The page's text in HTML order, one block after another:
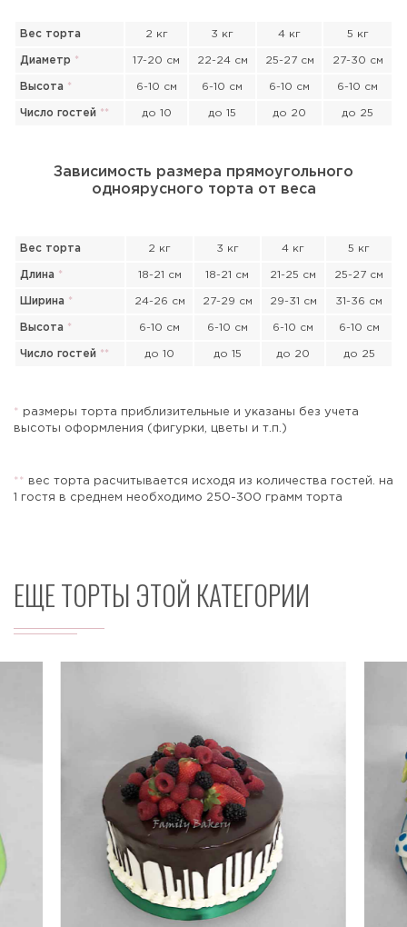
Вес торта 2 кг 3 кг 4 кг 5 кг
Диаметр * 17-20 см 22-24 см 25-27 см 27-30 см
Высота * 6-10 см 6-10 см 6-10 см 6-10 см
Число гостей ** до 10 до 15 до 20 до 25
Зависимость размера прямоугольного
одноярусного торта от веса
Вес торта 2 кг 3 кг 4 кг 5 кг
Длина * 18-21 см 18-21 см 21-25 см 25-27 см
Ширина * 24-26 см 27-29 см 29-31 см 31-36 см
Высота * 6-10 см 6-10 см 6-10 см 6-10 см
Число гостей ** до 10 до 15 до 20 до 25
*
размеры торта приблизительные и указаны без учета
высоты оформления (фигурки, цветы и т.п.)
* *
вес торта расчитывается исходя из количества гостей. на
1 гостя в среднем необходимо 250-300 грамм торта
ЕЩЕ ТОРТЫ ЭТОЙ КАТЕГОРИИ
Прикрепить файл или фото
Отправить